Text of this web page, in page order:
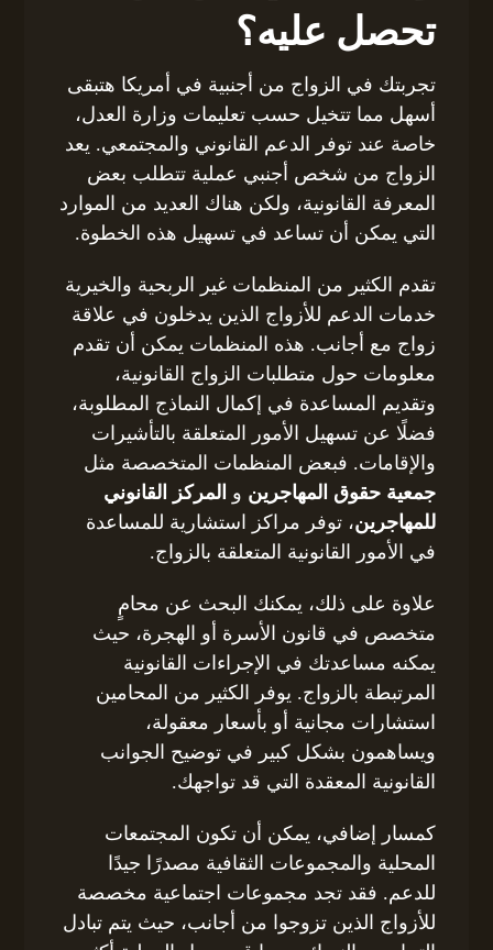
تحصل عليه؟
تجربتك في الزواج من أجنبية في أمريكا هتبقى
أسهل مما تتخيل حسب تعليمات وزارة العدل،
خاصة عند توفر الدعم القانوني والمجتمعي. يعد
الزواج من شخص أجنبي عملية تتطلب بعض
المعرفة القانونية، ولكن هناك العديد من الموارد
التي يمكن أن تساعد في تسهيل هذه الخطوة.
تقدم الكثير من المنظمات غير الربحية والخيرية
خدمات الدعم للأزواج الذين يدخلون في علاقة
زواج مع أجانب. هذه المنظمات يمكن أن تقدم
معلومات حول متطلبات الزواج القانونية،
وتقديم المساعدة في إكمال النماذج المطلوبة،
فضلًا عن تسهيل الأمور المتعلقة بالتأشيرات
والإقامات. فبعض المنظمات المتخصصة مثل
جمعية حقوق المهاجرين و المركز القانوني
للمهاجرين، توفر مراكز استشارية للمساعدة
في الأمور القانونية المتعلقة بالزواج.
علاوة على ذلك، يمكنك البحث عن محامٍ
متخصص في قانون الأسرة أو الهجرة، حيث
يمكنه مساعدتك في الإجراءات القانونية
المرتبطة بالزواج. يوفر الكثير من المحامين
استشارات مجانية أو بأسعار معقولة،
ويساهمون بشكل كبير في توضيح الجوانب
القانونية المعقدة التي قد تواجهك.
كمسار إضافي، يمكن أن تكون المجتمعات
المحلية والمجموعات الثقافية مصدرًا جيدًا
للدعم. فقد تجد مجموعات اجتماعية مخصصة
للأزواج الذين تزوجوا من أجانب، حيث يتم تبادل